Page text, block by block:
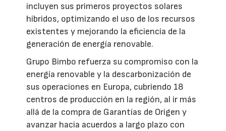
incluyen sus primeros proyectos solares
híbridos, optimizando el uso de los recursos
existentes y mejorando la eficiencia de la
generación de energía renovable.
Grupo Bimbo refuerza su compromiso con la
energía renovable y la descarbonización de
sus operaciones en Europa, cubriendo 18
centros de producción en la región, al ir más
allá de la compra de Garantías de Origen y
avanzar hacia acuerdos a largo plazo con